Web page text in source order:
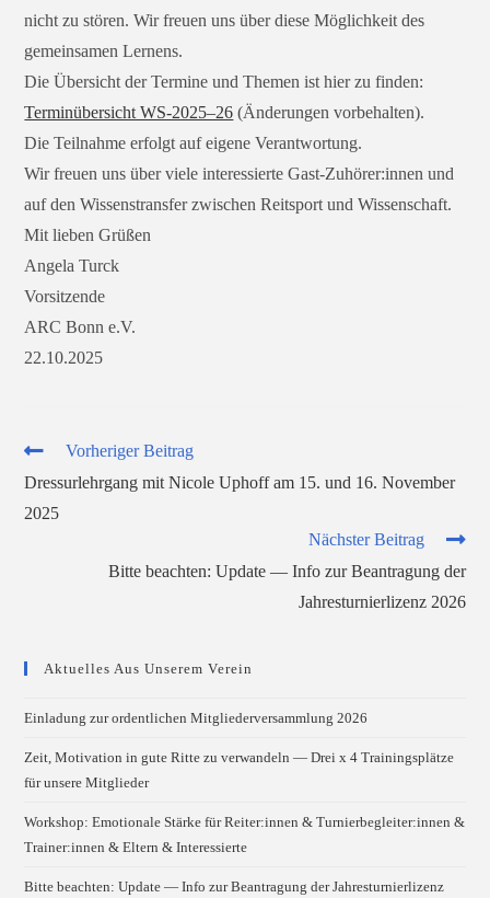
nicht zu stö­ren. Wir freu­en uns über die­se Möglichkeit des
gemein­sa­men Lernens.
Die Übersicht der Termine und Themen ist hier zu fin­den:
Terminübersicht WS-2025–26 (Änderungen vorbehalten).
Die Teilnahme erfolgt auf eige­ne Verantwortung.
Wir freu­en uns über vie­le inter­es­sier­te Gast-Zuhörer:innen und
auf den Wissenstransfer zwi­schen Reitsport und Wissenschaft.
Mit lie­ben Grüßen
Angela Turck
Vorsitzende
ARC Bonn e.V.
22.10.2025
Weitere
ansehen
Vorheriger Beitrag
Dressurlehrgang mit Nicole Uphoff am 15. und 16. November
2025
Nächster Beitrag
Bitte beachten: Update — Info zur Beantragung der
Jahresturnierlizenz 2026
Aktuelles Aus Unserem Verein
Einladung zur ordentlichen Mitgliederversammlung 2026
Zeit, Motivation in gute Ritte zu verwandeln — Drei x 4 Trainingsplätze
für unsere Mitglieder
Workshop: Emotionale Stärke für Reiter:innen & Turnierbegleiter:innen &
Trainer:innen & Eltern & Interessierte
Bitte beachten: Update — Info zur Beantragung der Jahresturnierlizenz